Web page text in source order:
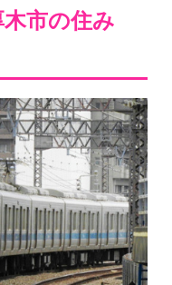
市の住み